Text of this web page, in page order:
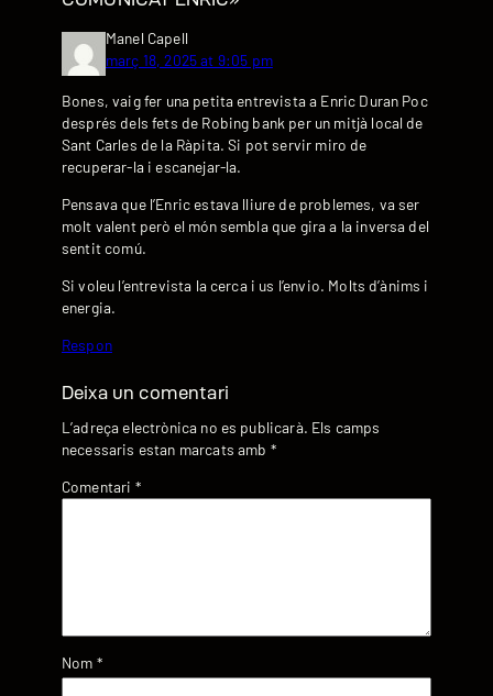
Manel Capell
març 18, 2025 at 9:05 pm
Bones, vaig fer una petita entrevista a Enric Duran Poc
després dels fets de Robing bank per un mitjà local de
Sant Carles de la Ràpita. Si pot servir miro de
recuperar-la i escanejar-la.
Pensava que l’Enric estava lliure de problemes, va ser
molt valent però el món sembla que gira a la inversa del
sentit comú.
Si voleu l’entrevista la cerca i us l’envio. Molts d’ànims i
energia.
Respon
Deixa un comentari
L’adreça electrònica no es publicarà. Els camps
necessaris estan marcats amb *
Comentari *
Nom *